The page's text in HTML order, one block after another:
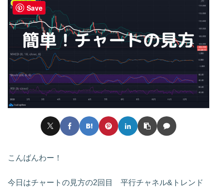
資産運用
こんばんわー！
今日はチャートの見方の2回目 平行チャネル&トレンド
Save